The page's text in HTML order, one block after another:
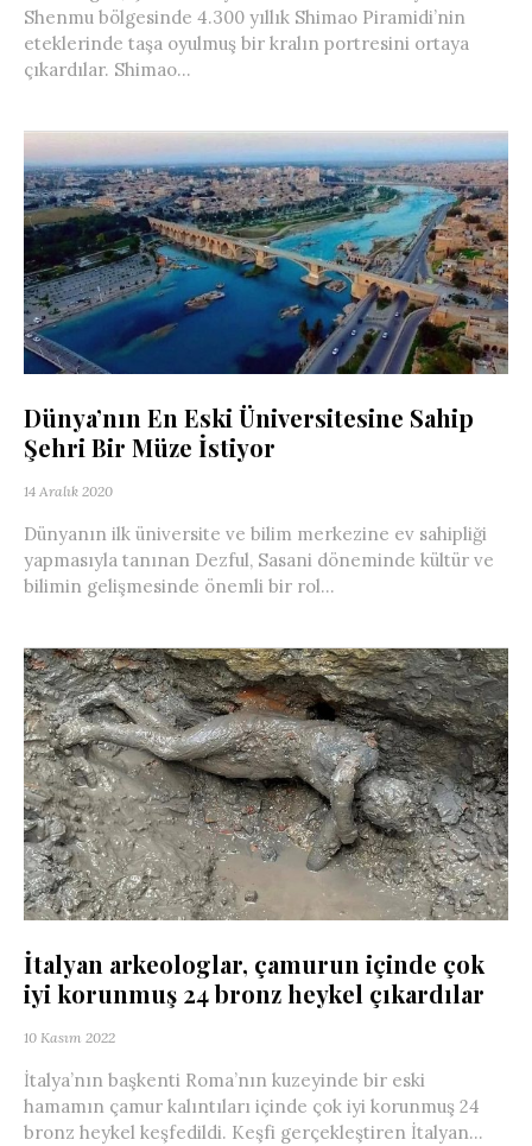
Shenmu bölgesinde 4.300 yıllık Shimao Piramidi’nin
eteklerinde taşa oyulmuş bir kralın portresini ortaya
çıkardılar. Shimao...
Dünya’nın En Eski Üniversitesine Sahip
Şehri Bir Müze İstiyor
14 Aralık 2020
Dünyanın ilk üniversite ve bilim merkezine ev sahipliği
yapmasıyla tanınan Dezful, Sasani döneminde kültür ve
bilimin gelişmesinde önemli bir rol...
İtalyan arkeologlar, çamurun içinde çok
iyi korunmuş 24 bronz heykel çıkardılar
10 Kasım 2022
İtalya’nın başkenti Roma’nın kuzeyinde bir eski
hamamın çamur kalıntıları içinde çok iyi korunmuş 24
bronz heykel keşfedildi. Keşfi gerçekleştiren İtalyan...